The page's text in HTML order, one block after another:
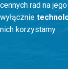
cennych rad na
wyłącznie
nich korzystamy.